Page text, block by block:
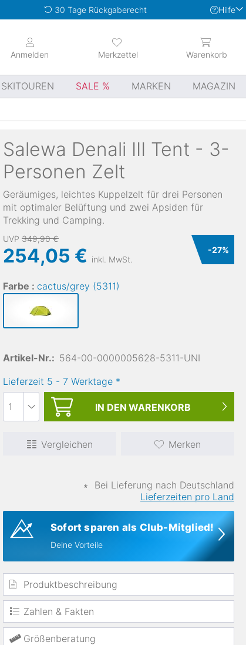
30 Tage Rückgaberecht Hilfe
Merkzettel
Anmelden Warenkorb
SKITOUREN SALE MARKEN MAGAZIN
Salewa Denali III Tent - 3-
Personen Zelt
Geräumiges, leichtes Kuppelzelt für drei Personen
mit optimaler Belüftung und zwei Apsiden für
Trekking und Camping.
UVP 349,90 €
254,05 € inkl. MwSt.
-27%
Farbe : cactus/grey (5311)
Artikel-Nr.: 564-00-0000005628-5311-UNI
Lieferzeit 5 - 7 Werktage *
IN DEN WARENKORB
Vergleichen Merken
∗
Bei Lieferung nach Deutschland
Lieferzeiten pro Land
Sofort sparen als Club-Mitglied!
Deine Vorteile
Produktbeschreibung
Zahlen & Fakten
Größenberatung
Materialien
Nylon